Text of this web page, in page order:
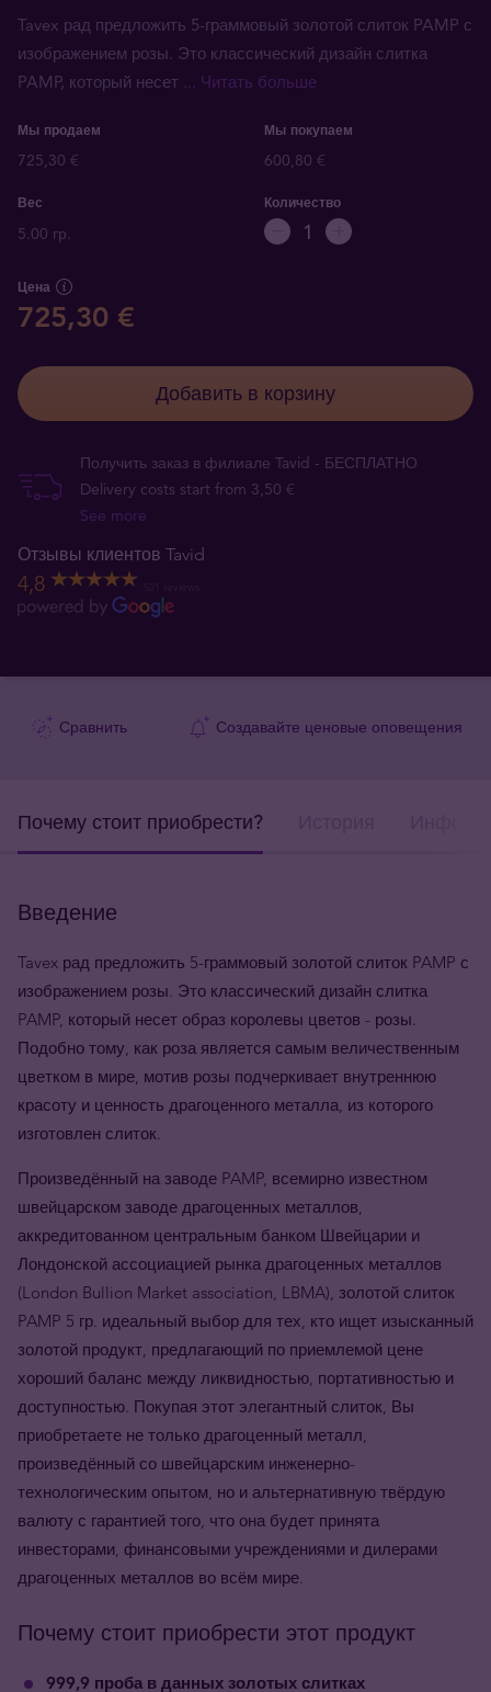
Tavex рад предложить 5-граммовый золотой слиток PAMP с
изображением розы. Это классический дизайн слитка
PAMP, который несет ... Читать больше
Мы продаем Мы покупаем
725,30 € 600,80 €
Вес
5.00 гр.
Количество
Цена
725,30 €
Добавить в корзину
Получить заказ в филиале Tavid - БЕСПЛАТНО
Delivery costs start from 3,50 €
See more
Отзывы клиентов Tavid
4,8
Сравнить Создавайте ценовые оповещения
Почему стоит приобрести?
Введение
Tavex рад предложить 5-граммовый золотой слиток PAMP с
изображением розы. Это классический дизайн слитка
PAMP, который несет образ королевы цветов - розы.
Подобно тому, как роза является самым величественным
цветком в мире, мотив розы подчеркивает внутреннюю
красоту и ценность драгоценного металла, из которого
изготовлен слиток.
Произведённый на заводе PAMP, всемирно известном
швейцарском заводе драгоценных металлов,
аккредитованном центральным банком Швейцарии и
Лондонской ассоциацией рынка драгоценных металлов
(London Bullion Market association, LBMA), золотой слиток
PAMP 5 гр. идеальный выбор для тех, кто ищет изысканный
золотой продукт, предлагающий по приемлемой цене
хороший баланс между ликвидностью, портативностью и
доступностью. Покупая этот элегантный слиток, Вы
приобретаете не только драгоценный металл,
произведённый со швейцарским инженерно-
технологическим опытом, но и альтернативную твёрдую
валюту с гарантией того, что она будет принята
инвесторами, финансовыми учреждениями и дилерами
драгоценных металлов во всём мире.
Почему стоит приобрести этот продукт
999,9 проба в данных золотых слитках